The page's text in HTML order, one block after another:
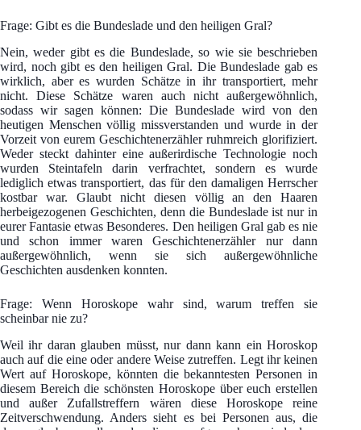
Frage: Gibt es die Bundeslade und den heiligen Gral?
Nein, weder gibt es die Bundeslade, so wie sie beschrieben
wird, noch gibt es den heiligen Gral. Die Bundeslade gab es
wirklich, aber es wurden Schätze in ihr transportiert, mehr
nicht. Diese Schätze waren auch nicht außergewöhnlich,
sodass wir sagen können: Die Bundeslade wird von den
heutigen Menschen völlig missverstanden und wurde in der
Vorzeit von eurem Geschichtenerzähler ruhmreich glorifiziert.
Weder steckt dahinter eine außerirdische Technologie noch
wurden Steintafeln darin verfrachtet, sondern es wurde
lediglich etwas transportiert, das für den damaligen Herrscher
kostbar war. Glaubt nicht diesen völlig an den Haaren
herbeigezogenen Geschichten, denn die Bundeslade ist nur in
eurer Fantasie etwas Besonderes. Den heiligen Gral gab es nie
und schon immer waren Geschichtenerzähler nur dann
außergewöhnlich, wenn sie sich außergewöhnliche
Geschichten ausdenken konnten.
Frage: Wenn Horoskope wahr sind, warum treffen sie
scheinbar nie zu?
Weil ihr daran glauben müsst, nur dann kann ein Horoskop
auch auf die eine oder andere Weise zutreffen. Legt ihr keinen
Wert auf Horoskope, könnten die bekanntesten Personen in
diesem Bereich die schönsten Horoskope über euch erstellen
und außer Zufallstreffern wären diese Horoskope reine
Zeitverschwendung. Anders sieht es bei Personen aus, die